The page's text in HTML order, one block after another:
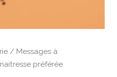
/ Messages à
préférée